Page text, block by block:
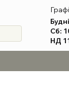
Сб:
НД